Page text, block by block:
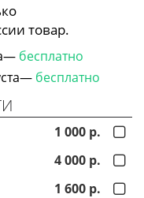
товар.
бесплатно
бесплатно
1 000 р.
4 000 р.
1 600 р.